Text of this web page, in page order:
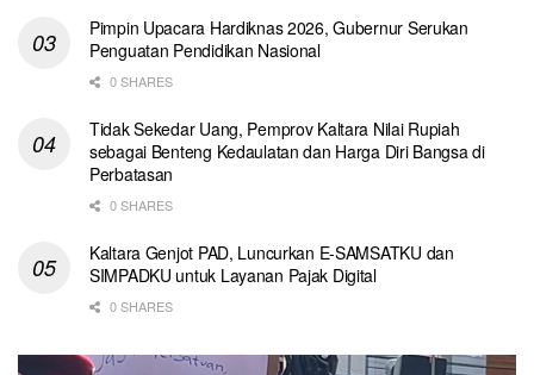
Pimpin Upacara Hardiknas 2026, Gubernur Serukan
Penguatan Pendidikan Nasional
0 SHARES
Tidak Sekedar Uang, Pemprov Kaltara Nilai Rupiah
sebagai Benteng Kedaulatan dan Harga Diri Bangsa di
Perbatasan
0 SHARES
Kaltara Genjot PAD, Luncurkan E-SAMSATKU dan
SIMPADKU untuk Layanan Pajak Digital
0 SHARES